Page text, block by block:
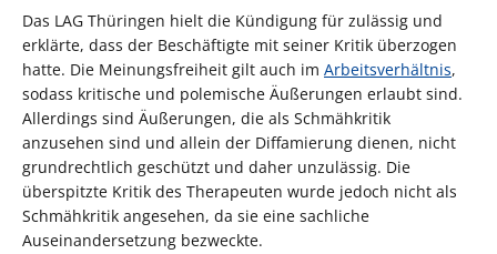
Das LAG Thüringen hielt die Kündigung für zulässig und
erklärte, dass der Beschäftigte mit seiner Kritik überzogen
hatte. Die Meinungsfreiheit gilt auch im Arbeitsverhältnis,
sodass kritische und polemische Äußerungen erlaubt sind.
Allerdings sind Äußerungen, die als Schmähkritik
anzusehen sind und allein der Diffamierung dienen, nicht
grundrechtlich geschützt und daher unzulässig. Die
überspitzte Kritik des Therapeuten wurde jedoch nicht als
Schmähkritik angesehen, da sie eine sachliche
Auseinandersetzung bezweckte.